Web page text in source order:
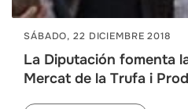
SÁBADO, 22 DICIEMBRE 2018
La Diputación fomenta
Mercat de la Trufa i